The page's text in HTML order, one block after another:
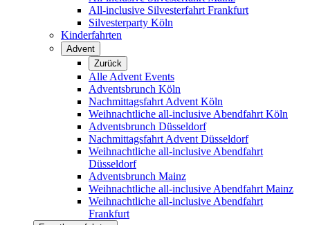
All-inclusive Silvesterfahrt Frankfurt
Silvesterparty Köln
Kinderfahrten
Advent
Zurück
Alle Advent Events
Adventsbrunch Köln
Nachmittagsfahrt Advent Köln
Weihnachtliche all-inclusive Abendfahrt Köln
Adventsbrunch Düsseldorf
Nachmittagsfahrt Advent Düsseldorf
Weihnachtliche all-inclusive Abendfahrt
Düsseldorf
Adventsbrunch Mainz
Weihnachtliche all-inclusive Abendfahrt Mainz
Weihnachtliche all-inclusive Abendfahrt
Frankfurt